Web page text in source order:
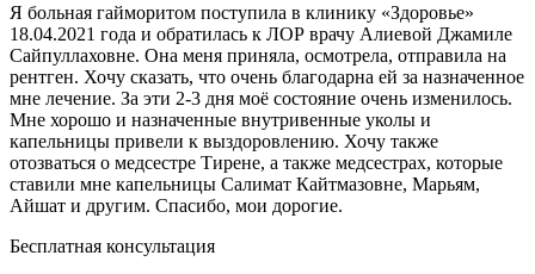
Я больная гайморитом поступила в клинику «Здоровье»
18.04.2021 года и обратилась к ЛОР врачу Алиевой Джамиле
Сайпуллаховне. Она меня приняла, осмотрела, отправила на
рентген. Хочу сказать, что очень благодарна ей за назначенное
мне лечение. За эти 2-3 дня моё состояние очень изменилось.
Мне хорошо и назначенные внутривенные уколы и
капельницы привели к выздоровлению. Хочу также
отозваться о медсестре Тирене, а также медсестрах, которые
ставили мне капельницы Салимат Кайтмазовне, Марьям,
Айшат и другим. Спасибо, мои дорогие.
Бесплатная консультация